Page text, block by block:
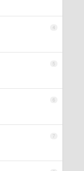
4
5
6
7